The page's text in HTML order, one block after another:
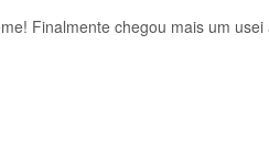
Finalmente chegou mais um